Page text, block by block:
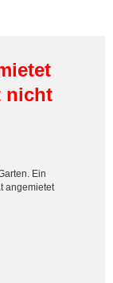
nicht
Ein
angemietet